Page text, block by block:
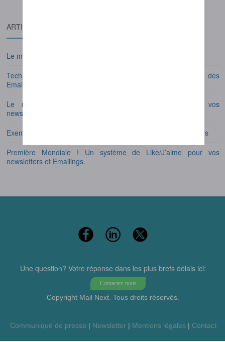
ARTICLES RÉCENTS
Le meilleur logiciel Newsletter pour votre stratégie Emailing
Techniques et outils gratuits pour récupérer rapidement des
Emails BtoB
Le meilleur logiciel Emailing Marketing pour envoyer vos
newsletters
Exemples Emailings de prospection et exemples de newsletters
Première Mondiale ! Un système de Like/J’aime pour vos
newsletters et Emailings.
Une question? Votre réponse dans les plus brefs délais ici:
Contactez-nous
Copyright Mail Next. Tous droits réservés.
Communiqué de presse | Newsletter| Mentions légales| Contact